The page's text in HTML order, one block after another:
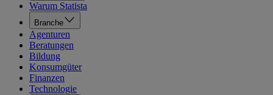
Warum Statista
Branche
Agenturen
Beratungen
Bildung
Konsumgüter
Finanzen
Technologie